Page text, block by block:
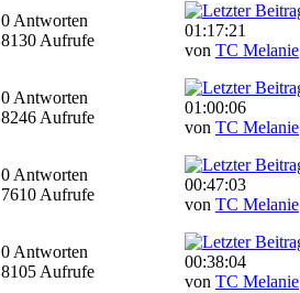
0 Antworten
8130 Aufrufe
01:17:21
von TC Melanie
0 Antworten
8246 Aufrufe
01:00:06
von TC Melanie
0 Antworten
7610 Aufrufe
00:47:03
von TC Melanie
0 Antworten
8105 Aufrufe
00:38:04
von TC Melanie